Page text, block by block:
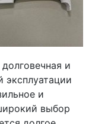
и
эксплуатации
и
выбор